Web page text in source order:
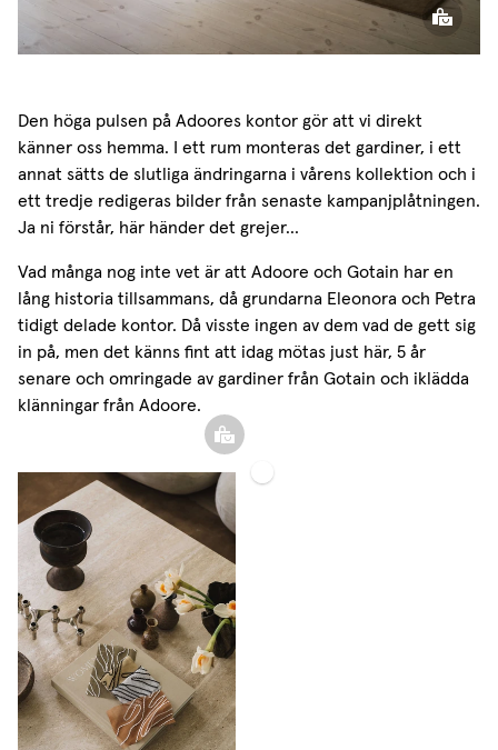
Den höga pulsen på Adoores kontor gör att vi direkt
känner oss hemma. I ett rum monteras det gardiner, i ett
annat sätts de slutliga ändringarna i vårens kollektion och i
ett tredje redigeras bilder från senaste kampanjplåtningen.
Ja ni förstår, här händer det grejer…
Vad många nog inte vet är att Adoore och Gotain har en
lång historia tillsammans, då grundarna Eleonora och Petra
tidigt delade kontor. Då visste ingen av dem vad de gett sig
in på, men det känns fint att idag mötas just här, 5 år
senare och omringade av gardiner från Gotain och iklädda
klänningar från Adoore.
Hotellgardin